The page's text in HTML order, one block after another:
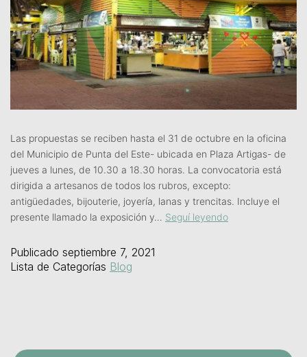
Las propuestas se reciben hasta el 31 de octubre en la oficina
del Municipio de Punta del Este- ubicada en Plaza Artigas- de
jueves a lunes, de 10.30 a 18.30 horas. La convocatoria está
dirigida a artesanos de todos los rubros, excepto:
antigüedades, bijouterie, joyería, lanas y trencitas. Incluye el
presente llamado la exposición y… Seguí leyendo
Publicado septiembre 7, 2021
Lista de Categorías Blog